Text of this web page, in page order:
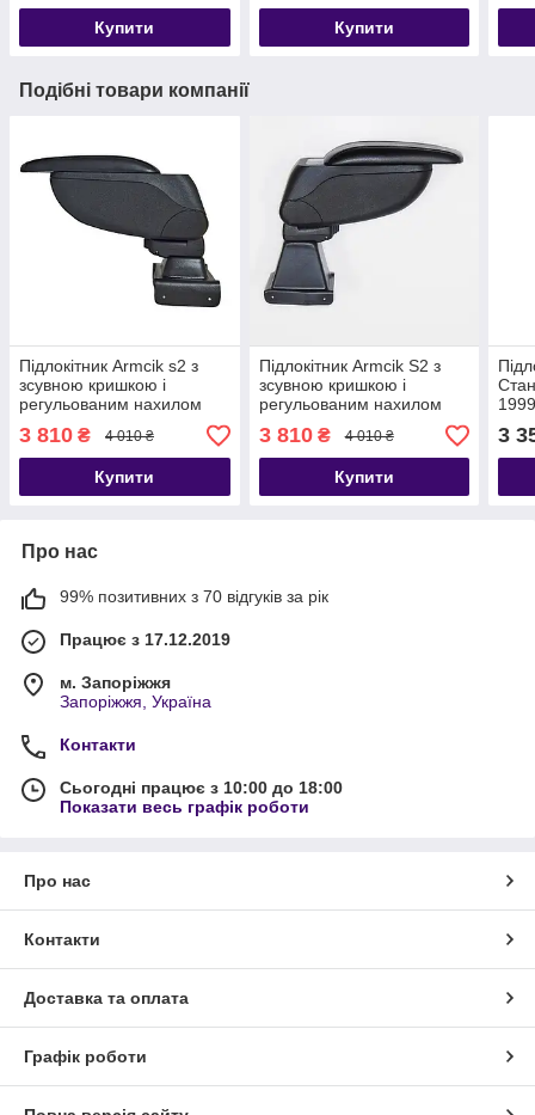
Купити Купити
Подібні товари компанії
Підлокітник Armcik s2 з
зсувною кришкою і
регульованим нахилом
для Skoda Octavia II A5
2004-2012
3 810 ₴ 4 010 ₴
Купити
Підлокітник Armcik S2 з
зсувною кришкою і
регульованим нахилом
для Fiat Doblo 5-місць
2010-2022
3 810₴ 4 010 ₴
Купити
3
Про нас
99% позитивних з 70 відгуків за рік
Працює з 17.12.2019
м. Запоріжжя
Запоріжжя, Україна
Контакти
Сьогодні працює з 10:00 до 18:00
Показати весь графік роботи
Про нас
Контакти
Доставка та оплата
Графік роботи